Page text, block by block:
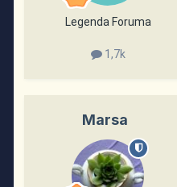
Legenda Foruma
1,7k
Marsa